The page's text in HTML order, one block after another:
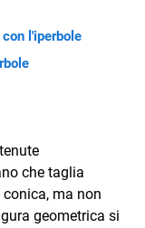
l'iperbole
che taglia
ma non
geometrica si